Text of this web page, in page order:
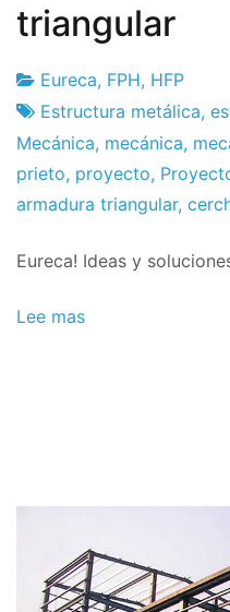
triangular
Fábrica
de
proyectos
24
de
enero
de
Eureca, FPH, HFP
Estructura metálica,
Mecánica, mecánica,
prieto, proyecto,
armadura triangular,
Eureca! Ideas y
Lee mas